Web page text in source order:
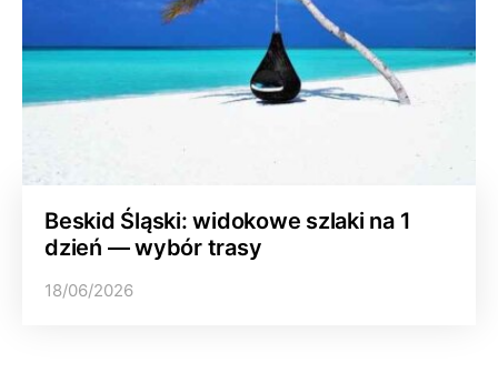
Beskid Śląski: widokowe szlaki na 1
dzień — wybór trasy
18/06/2026